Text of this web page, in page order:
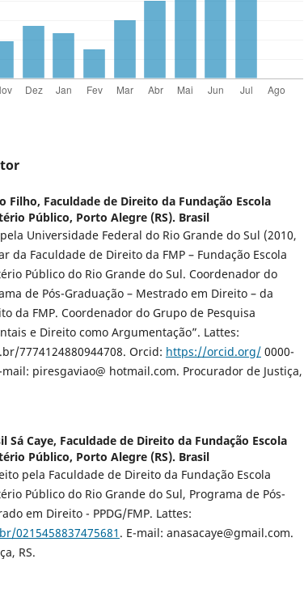
Filho, Faculdade de Direito da Fundação Escola
Público, Porto Alegre (RS). Brasil
Universidade Federal do Rio Grande do Sul (2010,
da Faculdade de Direito da FMP – Fundação Escola
Público do Rio Grande do Sul. Coordenador do
de Pós-Graduação – Mestrado em Direito – da
da FMP. Coordenador do Grupo de Pesquisa
e Direito como Argumentação”. Lattes:
7774124880944708. Orcid: https://orcid.org/ 0000-
mail: piresgaviao@ hotmail.com. Procurador de Justiça,
Sá Caye, Faculdade de Direito da Fundação Escola
Público, Porto Alegre (RS). Brasil
pela Faculdade de Direito da Fundação Escola
Público do Rio Grande do Sul, Programa de Pós-
em Direito - PPDG/FMP. Lattes:
0215458837475681 . E-mail: anasacaye@gmail.com.
RS.